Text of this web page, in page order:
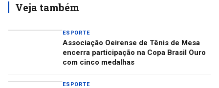
Veja também
ESPORTE
Associação Oeirense de Tênis de Mesa
encerra participação na Copa Brasil Ouro
com cinco medalhas
ESPORTE